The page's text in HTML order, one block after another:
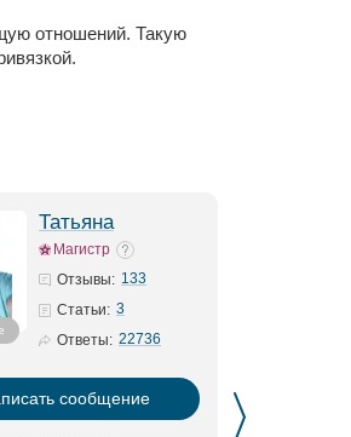
отношений. Такую
Татьяна
Магистр
Отзывы: 133
Статьи: 3
Ответы: 22736
сообщение